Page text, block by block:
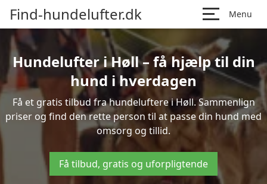
Find-hundelufter.dk Menu
Hundelufter i Høll – få hjælp til din
hund i hverdagen
Få et gratis tilbud fra hundeluftere i Høll. Sammenlign
priser og find den rette person til at passe din hund med
omsorg og tillid.
Få tilbud, gratis og uforpligtende